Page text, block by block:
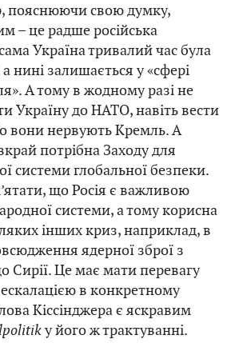
пояснюючи свою думку,
– це радше російська
Україна тривалий час була
нині залишається у «сфері
А тому в жодному разі не
Україну до НАТО, навіть вести
вони нервують Кремль. А
потрібна Заходу для
системи глобальної безпеки.
що Росія є важливою
системи, а тому корисна
інших криз, наприклад, в
ядерної зброї з
Сирії. Це має мати перевагу
в конкретному
Кіссінджера є яскравим
у його ж трактуванні.